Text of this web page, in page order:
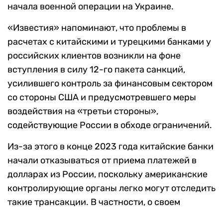
начала военной операции на Украине.
«Известия» напоминают, что проблемы в
расчетах с китайскими и турецкими банками у
российских клиентов возникли на фоне
вступления в силу 12-го пакета санкций,
усилившего контроль за финансовым сектором
со стороны США и предусмотревшего меры
воздействия на «третьи стороны»,
содействующие России в обходе ограничений.
Из-за этого в конце 2023 года китайские банки
начали отказываться от приема платежей в
долларах из России, поскольку американские
контролирующие органы легко могут отследить
такие трансакции. В частности, о своем